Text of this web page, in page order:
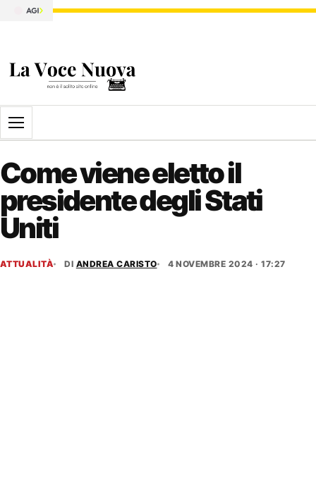
Apri il menu
Come viene eletto il
presidente degli Stati
Uniti
ATTUALITÀ DI ANDREA CARISTO 4 NOVEMBRE 2024 · 17:27